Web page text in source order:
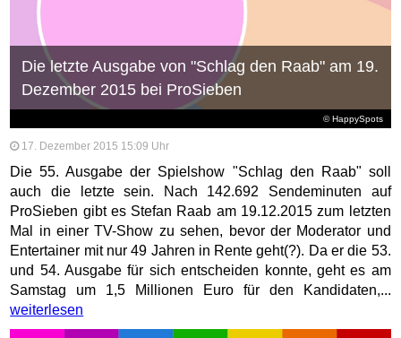
© HappySpots
Die letzte Ausgabe von "Schlag den Raab" am 19.
Dezember 2015 bei ProSieben
17. Dezember 2015 15:09 Uhr
Die 55. Ausgabe der Spielshow "Schlag den Raab" soll
auch die letzte sein. Nach 142.692 Sendeminuten auf
ProSieben gibt es Stefan Raab am 19.12.2015 zum letzten
Mal in einer TV-Show zu sehen, bevor der Moderator und
Entertainer mit nur 49 Jahren in Rente geht(?). Da er die 53.
und 54. Ausgabe für sich entscheiden konnte, geht es am
Samstag um 1,5 Millionen Euro für den Kandidaten,...
weiterlesen